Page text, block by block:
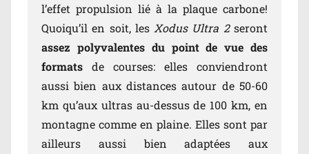
l’effet propulsion lié à la plaque carbone!
Quoiqu’il en soit, les Xodus Ultra 2seront
assez polyvalentes du point de vue des
formats de courses: elles conviendront
aussi bien aux distances autour de 50-60
km qu’aux ultras au-dessus de 100 km, en
montagne comme en plaine. Elles sont par
ailleurs aussi bien adaptées aux